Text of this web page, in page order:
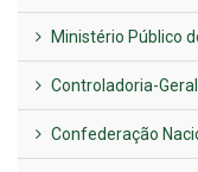
Ministério Público
Controladoria-
Confederação